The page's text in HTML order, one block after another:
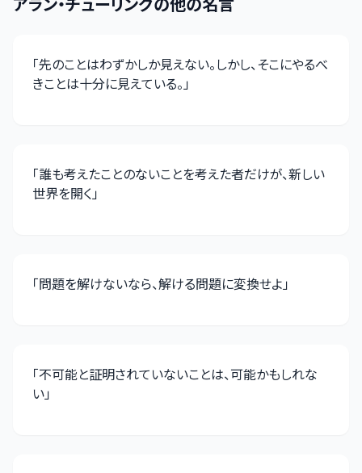
「先のことはわずかしか見えない。しかし、そこにやるべ
きことは十分に見えている。」
「誰も考えたことのないことを考えた者だけが、新しい
世界を開く」
「問題を解けないなら、解ける問題に変換せよ」
「不可能と証明されていないことは、可能かもしれな
い」